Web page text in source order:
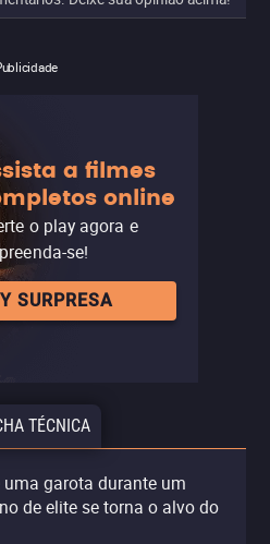
a filmes
online
o play agora e
se!
SURPRESA
TÉCNICA
garota durante um
de elite se torna o alvo do